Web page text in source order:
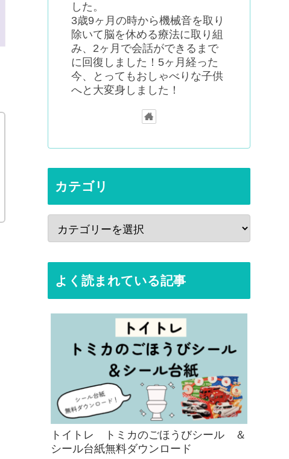
した。
3歳9ヶ月の時から機械音を取り
除いて脳を休める療法に取り組
み、2ヶ月で会話ができるまで
に回復しました！5ヶ月経った
今、とってもおしゃべりな子供
へと大変身しました！
カテゴリ
よく読まれている記事
トイトレ トミカのごほうびシール ＆
シール台紙無料ダウンロード